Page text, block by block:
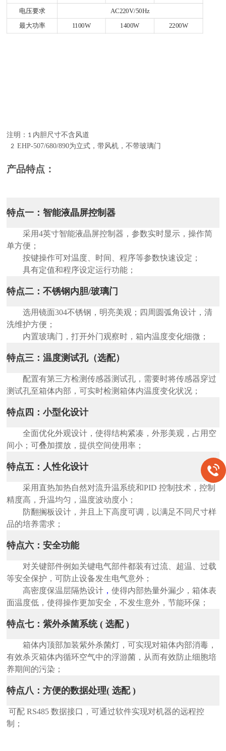
电压要求 AC220V/50Hz
最大功率 1100W 1400W 2200W
注明： 1 内胆尺寸不含风道
2EHP-507/680/890为立式，带风机，不带玻璃门
产品特点：
特点一：智能液晶屏控制器
采用4英寸智能液晶屏控制器，参数实时显示，操作简
单方便；
按键操作可对温度、时间、程序等参数快速设定；
具有定值和程序设定运行功能；
特点二：不锈钢内胆/玻璃门
选用镜面304不锈钢，明亮美观；四周圆弧角设计，清
洗维护方便；
内置玻璃门，打开外门观察时，箱内温度变化细微；
特点三：温度测试孔（选配）
配置有第三方检测传感器测试孔，需要时将传感器穿过
测试孔至箱体内部，可实时检测箱体内温度变化状况；
特点四：小型化设计
全面优化外观设计，使得结构紧凑，外形美观，占用空
间小；可叠加摆放，提供空间使用率；
特点五：人性化设计
采用直热加热自然对流升温系统和PID 控制技术，控制
精度高，升温均匀，温度波动度小；
防翻搁板设计，并且上下高度可调，以满足不同尺寸样
品的培养需求；
特点六：安全功能
对关键部件例如关键电气部件都装有过流、超温、过载
等安全保护，可防止设备发生电气意外；
高密度保温层隔热设计 ，使得内部热量外漏少，箱体表
面温度低，使得操作更加安全，不发生意外，节能环保；
特点七：紫外杀菌系统 ( 选配 )
箱体内顶部加装紫外杀菌灯，可实现对箱体内部消毒，
有效杀灭箱体内循环空气中的浮游菌，从而有效防止细胞培
养期间的污染；
特点八：方便的数据处理( 选配 )
可配 RS485 数据接口，可通过软件实现对机器的远程控
制；